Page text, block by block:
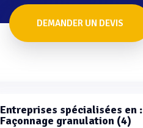
DEMANDER UN DEVIS
Entreprises spécialisées en :
Façonnage granulation (4)